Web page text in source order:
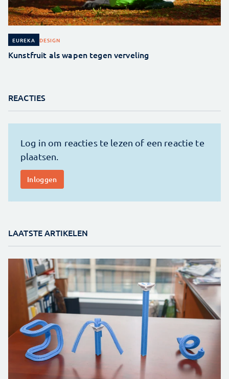
EUREKA DESIGN
Kunstfruit als wapen tegen verveling
REACTIES
LAATSTE ARTIKELEN